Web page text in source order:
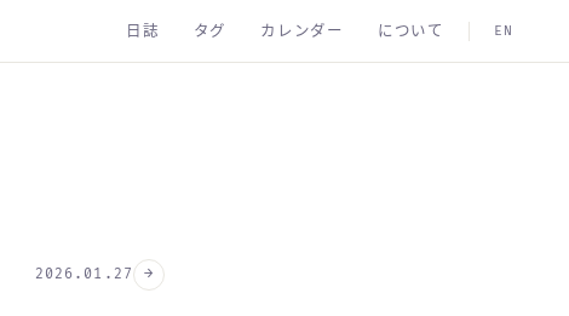
日誌 タグ カレンダー について EN
2026.01.27 →